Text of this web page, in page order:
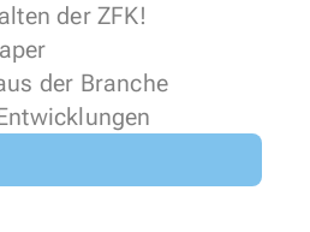
der ZFK!
der Branche